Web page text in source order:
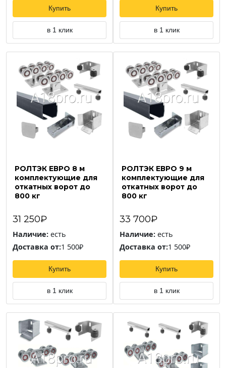
Купить
в 1 клик
Купить
в 1 клик
РОЛТЭК ЕВРО 8 м
комплектующие для
откатных ворот до
800 кг
31 250₽
Наличие: есть
Доставка от:1 500₽
Купить
в 1 клик
РОЛТЭК ЕВРО 9 м
комплектующие для
откатных ворот до
800 кг
33 700₽
Наличие: есть
Доставка от:1 500₽
Купить
в 1 клик